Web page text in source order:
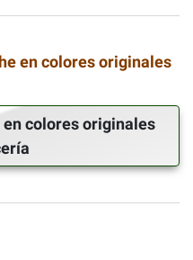
en colores originales
colores originales